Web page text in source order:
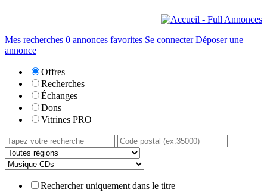
Mes recherches 0 annonces favorites Se connecter Déposer une
annonce
Offres
Recherches
Échanges
Dons
Vitrines PRO
Rechercher uniquement dans le titre